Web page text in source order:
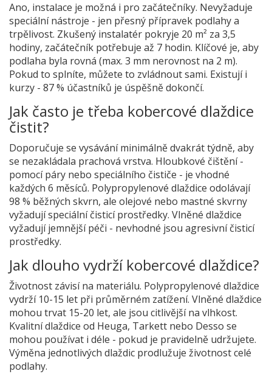
Ano, instalace je možná i pro začátečníky. Nevyžaduje
speciální nástroje - jen přesný přípravek podlahy a
trpělivost. Zkušený instalatér pokryje 20 m² za 3,5
hodiny, začátečník potřebuje až 7 hodin. Klíčové je, aby
podlaha byla rovná (max. 3 mm nerovnost na 2 m).
Pokud to splníte, můžete to zvládnout sami. Existují i
kurzy - 87 % účastníků je úspěšně dokončí.
Jak často je třeba kobercové dlaždice
čistit?
Doporučuje se vysávání minimálně dvakrát týdně, aby
se nezakládala prachová vrstva. Hloubkové čištění -
pomocí páry nebo speciálního čističe - je vhodné
každých 6 měsíců. Polypropylenové dlaždice odolávají
98 % běžných skvrn, ale olejové nebo mastné skvrny
vyžadují speciální čisticí prostředky. Vlněné dlaždice
vyžadují jemnější péči - nevhodné jsou agresivní čisticí
prostředky.
Jak dlouho vydrží kobercové dlaždice?
Životnost závisí na materiálu. Polypropylenové dlaždice
vydrží 10-15 let při průměrném zatížení. Vlněné dlaždice
mohou trvat 15-20 let, ale jsou citlivější na vlhkost.
Kvalitní dlaždice od Heuga, Tarkett nebo Desso se
mohou používat i déle - pokud je pravidelně udržujete.
Výměna jednotlivých dlaždic prodlužuje životnost celé
podlahy.